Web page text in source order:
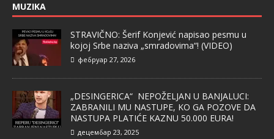
MUZIKA
STRAVIČNO: Šerif Konjević napisao pesmu u
kojoj Srbe naziva „smradovima“! (VIDEO)
фебруар 27, 2026
„DESINGERICA“ NEPOŽELJAN U BANJALUCI:
ZABRANILI MU NASTUPE, KO GA POZOVE DA
NASTUPA PLATIĆE KAZNU 50.000 EURA!
децембар 23, 2025